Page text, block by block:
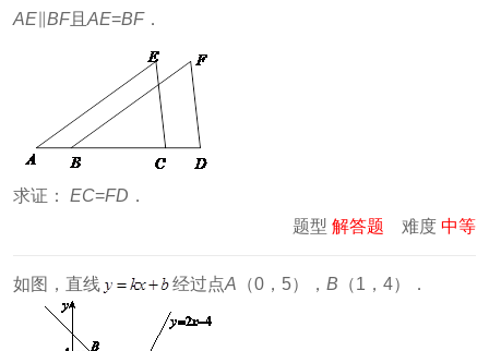
AE BF且 AE=BF．
求证： EC=FD ．
题型 解答题 难度 中等
如图，直线 经过点A （0，5）， B （1，4）．